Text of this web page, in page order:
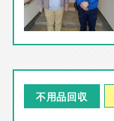
不用品回収